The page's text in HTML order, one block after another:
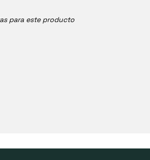
para este producto